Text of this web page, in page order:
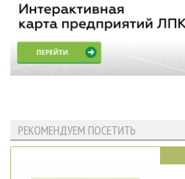
РЕКОМЕНДУЕМ ПОСЕТИТЬ